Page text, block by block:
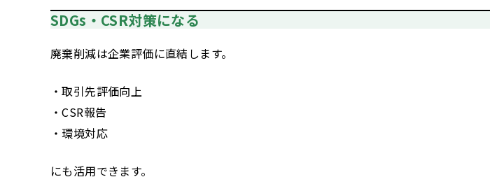
SDGs・CSR対策になる
廃棄削減は企業評価に直結します。
・取引先評価向上
・CSR報告
・環境対応
にも活用できます。